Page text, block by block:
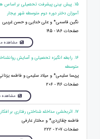
15. پیش بینی پیشرفت تحصیلی بر
آموزان دختر دوره دوم متوسطه شهر بیجار
نگین قاسمی* و علی خدایی و حسن غریبی
صفحات 186 - 195
مشاهده
16. رابطه انگیزه تحصیلی و آسایش
متوسطه
پریسا سلیمی* و میلاد سلیمی و فاطمه
صفحات 196 - 206
مشاهده
17. اثربخشی مداخله شناختی رفتاری بر افکار خودکشی، نگرانی از سلامتی و ناکامی نوجوانان
فاطمه چقازردی* و مختار عارفی
صفحات 207 - 222